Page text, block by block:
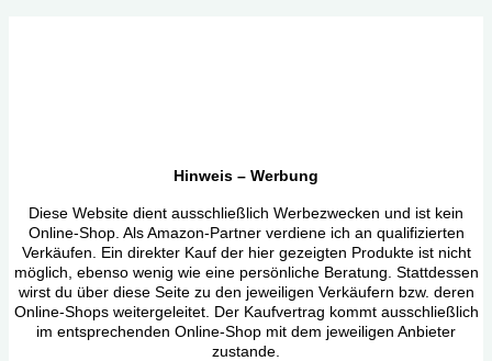
Hinweis – Werbung
Diese Website dient ausschließlich Werbezwecken und ist kein
Online-Shop. Als Amazon-Partner verdiene ich an qualifizierten
Verkäufen. Ein direkter Kauf der hier gezeigten Produkte ist nicht
möglich, ebenso wenig wie eine persönliche Beratung. Stattdessen
wirst du über diese Seite zu den jeweiligen Verkäufern bzw. deren
Online-Shops weitergeleitet. Der Kaufvertrag kommt ausschließlich
im entsprechenden Online-Shop mit dem jeweiligen Anbieter
zustande.